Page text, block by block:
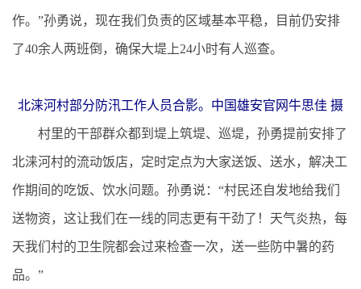
作。”孙勇说，现在我们负责的区域基本平稳，目前仍安排
了40余人两班倒，确保大堤上24小时有人巡查。
北涞河村部分防汛工作人员合影。中国雄安官网牛思佳 摄
村里的干部群众都到堤上筑堤、巡堤，孙勇提前安排了
北涞河村的流动饭店，定时定点为大家送饭、送水，解决工
作期间的吃饭、饮水问题。孙勇说：“村民还自发地给我们
送物资，这让我们在一线的同志更有干劲了！天气炎热，每
天我们村的卫生院都会过来检查一次，送一些防中暑的药
品。”